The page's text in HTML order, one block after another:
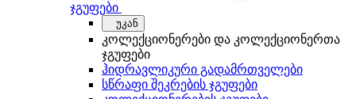
ჯგუფები
უკან
კოლექციონერები და კოლექციონერთა
ჯგუფები
ჰიდრავლიკური გადამრთველები
სწრაფი შეკრების ჯგუფები